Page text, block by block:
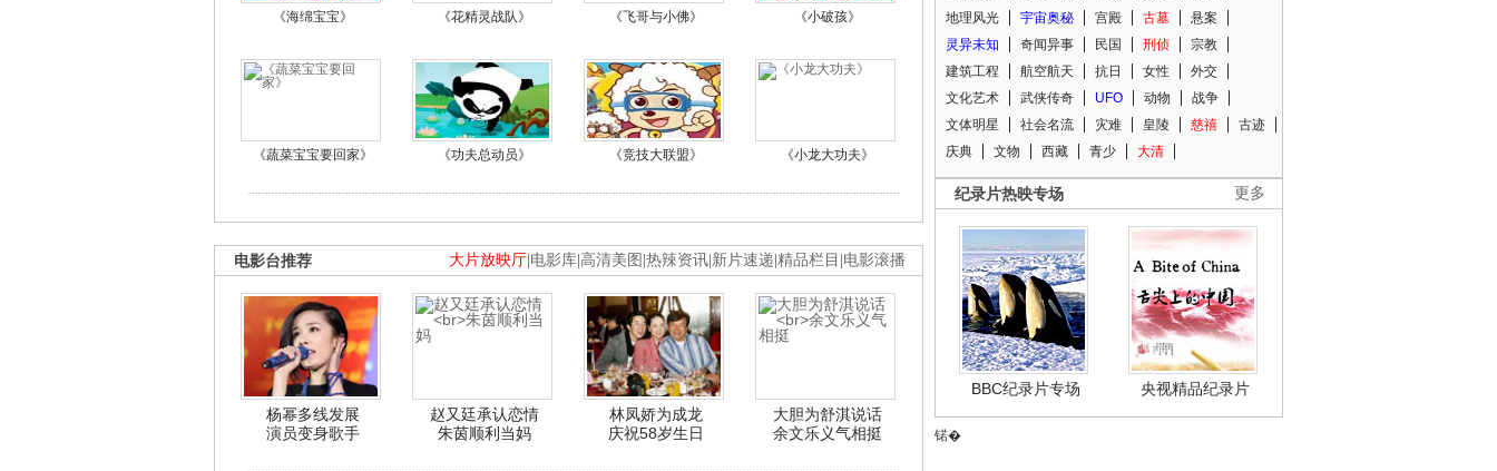
《海绵宝宝》 《花精灵战队》 《飞哥与小佛》 《小破孩》
《蔬菜宝宝要回家》 《功夫总动员》 《竞技大联盟》 《小龙大功夫》
大片放映厅 电影库 高清美图 热辣资讯 新片速递 精品栏目 电影滚播
电影台推荐
杨幂多线发展
演员变身歌手
赵又廷承认恋情
朱茵顺利当妈
林凤娇为成龙
庆祝58岁生日
大胆为舒淇说话
余文乐义气相挺
地理风光
宇宙奥秘 宫殿 古墓
悬案
灵异未知
奇闻异事 民国 刑侦
宗教
建筑工程
航空航天 抗日 女性
外交
文化艺术
武侠传奇 UFO 动物
战争
文体明星
社会名流 灾难 皇陵 慈禧
古迹
庆典
文物 西藏 青少 大清
更多
纪录片热映专场
BBC纪录片专场 央视精品纪录片
锘�